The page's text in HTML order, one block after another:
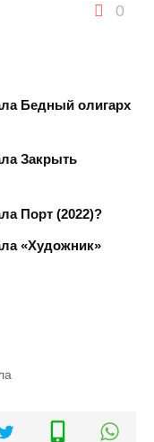
0
Бедный олигарх
Закрыть
Порт (2022)?
«Художник»